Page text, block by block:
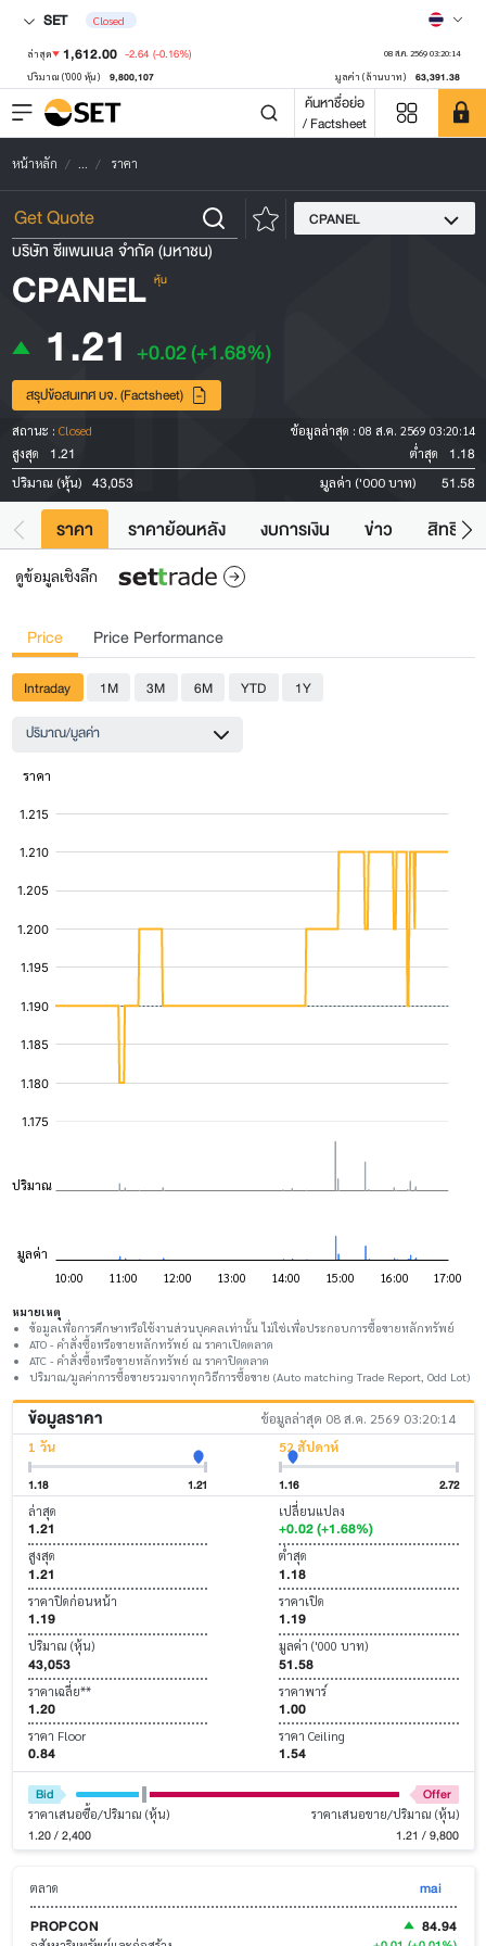
SET Closed
ล่าสุด 1,612.00 -2.64 (-0.16%) 08 ส.ค. 2569 03:20:14
ปริมาณ ('000 หุ้น) 9,800,107 มูลค่า (ล้านบาท) 63,391.38
ค้นหาชื่อย่อ
/ Factsheet
หน้าหลัก ... ราคา
CPANEL
บริษัท ซีแพนเนล จำกัด (มหาชน)
CPANEL หุ้น
1.21 +0.02(+1.68%)
สรุปข้อสนเทศ บจ. (Factsheet)
สถานะ : Closed ข้อมูลล่าสุด : 08 ส.ค. 2569 03:20:14
สูงสุด
1.21 ต่ำสุด 1.18
ปริมาณ (หุ้น) 43,053 มูลค่า ('000 บาท) 51.58
ราคา ราคาย้อนหลัง งบการเงิน ข่าว สิทธิปร
ดูข้อมูลเชิงลึก
Price Price Performance
Intraday 1M 3M 6M YTD
1Y
ปริมาณ/มูลค่า
หมายเหตุ
ข้อมูลเพื่อการศึกษาหรือใช้งานส่วนบุคคลเท่านั้น ไม่ใช่เพื่อประกอบการซื้อขายหลักทรัพย์
ATO - คำสั่งซื้อหรือขายหลักทรัพย์ ณ ราคาเปิดตลาด
ATC - คำสั่งซื้อหรือขายหลักทรัพย์ ณ ราคาปิดตลาด
ปริมาณ/มูลค่าการซื้อขายรวมจากทุกวิธีการซื้อขาย (Auto matching Trade Report, Odd Lot)
ข้อมูลราคา
ข้อมูลล่าสุด 08 ส.ค. 2569 03:20:14
1 วัน
1.18 1.21
52 สัปดาห์
1.16 2.72
ล่าสุด
1.21
เปลี่ยนแปลง
+0.02 (+1.68%)
สูงสุด
1.21
ต่ำสุด
1.18
ราคาปิดก่อนหน้า
1.19
ราคาเปิด
1.19
ปริมาณ (หุ้น)
43,053
มูลค่า ('000 บาท)
51.58
ราคาเฉลี่ย**
1.20
ราคาพาร์
1.00
ราคา Floor
0.84
ราคา Ceiling
1.54
Bid Offer
ราคาเสนอซื้อ/ปริมาณ (หุ้น)
1.20 / 2,400
ราคาเสนอขาย/ปริมาณ (หุ้น)
1.21 / 9,800
ตลาด
mai
PROPCON
84.94